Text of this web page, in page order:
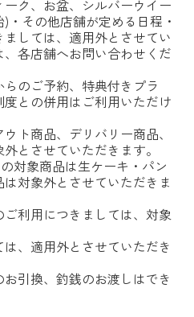
ク、お盆、シルバーウイー
・その他店舗が定める日程・
しては、適用外とさせてい
各店舗へお問い合わせくだ
のご予約、特典付きプラ
との併用はご利用いただけ
ト商品、デリバリー商品、
とさせていただきます。
対象商品は生ケーキ・パン
対象外とさせていただきま
利用につきましては、対象
、適用外とさせていただき
引換、釣銭のお渡しはでき